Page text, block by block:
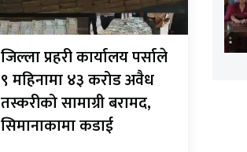
जिल्ला प्रहरी कार्यालय पर्साले
९ महिनामा ४३ करोड अवैध
तस्करीको सामाग्री बरामद,
सिमानाकामा कडाई